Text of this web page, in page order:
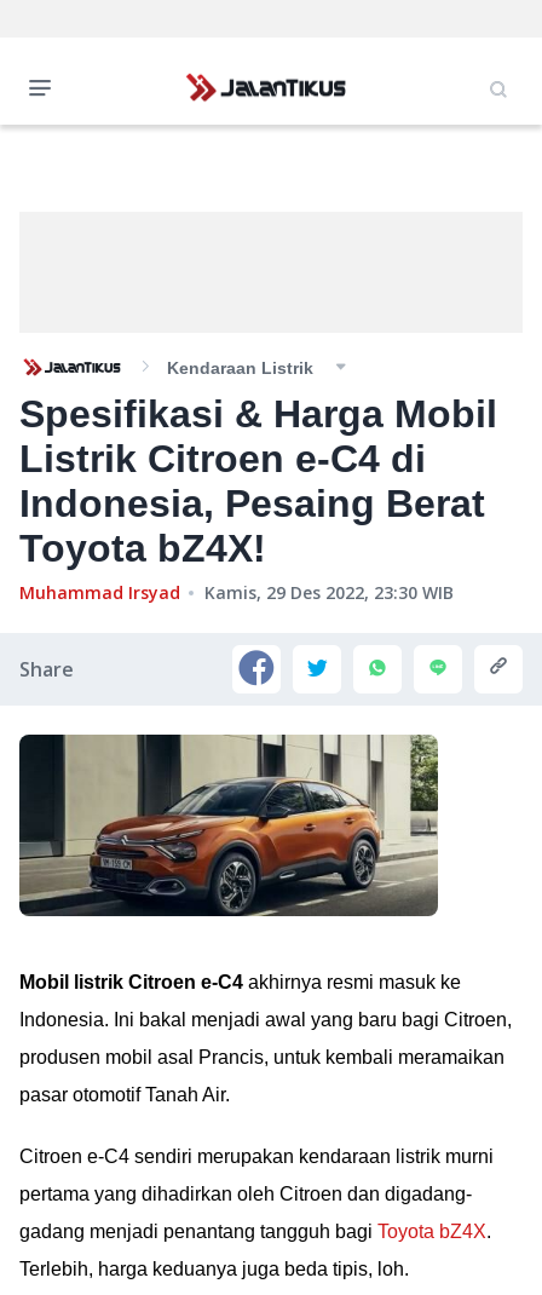
Kendaraan Listrik
Spesifikasi & Harga Mobil
Listrik Citroen e-C4 di
Indonesia, Pesaing Berat
Toyota bZ4X!
Muhammad Irsyad Kamis, 29 Des 2022, 23:30 WIB
Share
Mobil listrik Citroen e-C4 akhirnya resmi masuk ke
Indonesia. Ini bakal menjadi awal yang baru bagi Citroen,
produsen mobil asal Prancis, untuk kembali meramaikan
pasar otomotif Tanah Air.
Citroen e-C4 sendiri merupakan kendaraan listrik murni
pertama yang dihadirkan oleh Citroen dan digadang-
gadang menjadi penantang tangguh bagi Toyota bZ4X.
Terlebih, harga keduanya juga beda tipis, loh.